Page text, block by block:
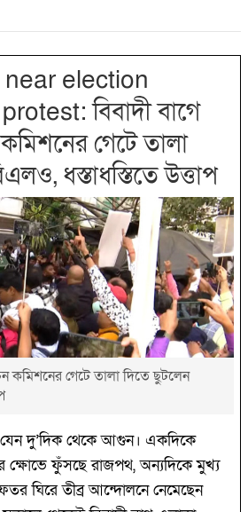
election
বিবাদী বাগে
গেটে তালা
ধস্তাধস্তিতে উত্তাপ
কমিশনের গেটে তালা দিতে ছুটলেন
দু’দিক থেকে আগুন। একদিকে
ক্ষোভে ফুঁসছে রাজপথ, অন্যদিকে মুখ্য
ঘিরে তীব্র আন্দোলনে নেমেছেন